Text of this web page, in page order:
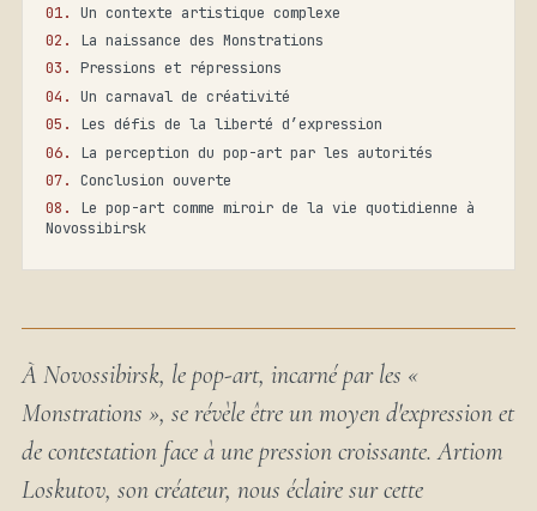
Un contexte artistique complexe
La naissance des Monstrations
Pressions et répressions
Un carnaval de créativité
Les défis de la liberté d’expression
La perception du pop-art par les autorités
Conclusion ouverte
Le pop-art comme miroir de la vie quotidienne à
Novossibirsk
À Novossibirsk, le pop-art, incarné par les «
Monstrations », se révèle être un moyen d'expression et
de contestation face à une pression croissante. Artiom
Loskutov, son créateur, nous éclaire sur cette